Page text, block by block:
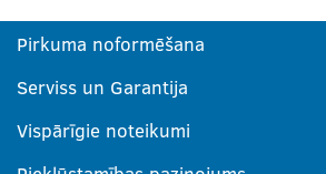
Pirkuma noformēšana
Serviss un Garantija
Vispārīgie noteikumi